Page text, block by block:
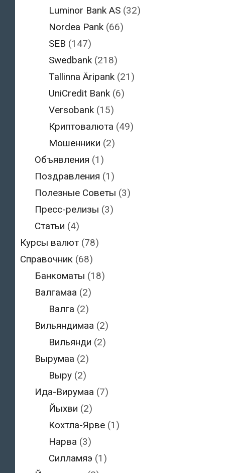
Luminor Bank AS (32)
Nordea Pank (66)
SEB (147)
Swedbank (218)
Tallinna Äripank (21)
UniCredit Bank (6)
Versobank (15)
Криптовалюта (49)
Мошенники (2)
Объявления (1)
Поздравления (1)
Полезные Советы (3)
Пресс-релизы (3)
Статьи (4)
Курсы валют (78)
Справочник (68)
Банкоматы (18)
Валгамаа (2)
Валга (2)
Вильяндимаа (2)
Вильянди (2)
Вырумаа (2)
Выру (2)
Ида-Вирумаа (7)
Йыхви (2)
Кохтла-Ярве (1)
Нарва (3)
Силламяэ (1)